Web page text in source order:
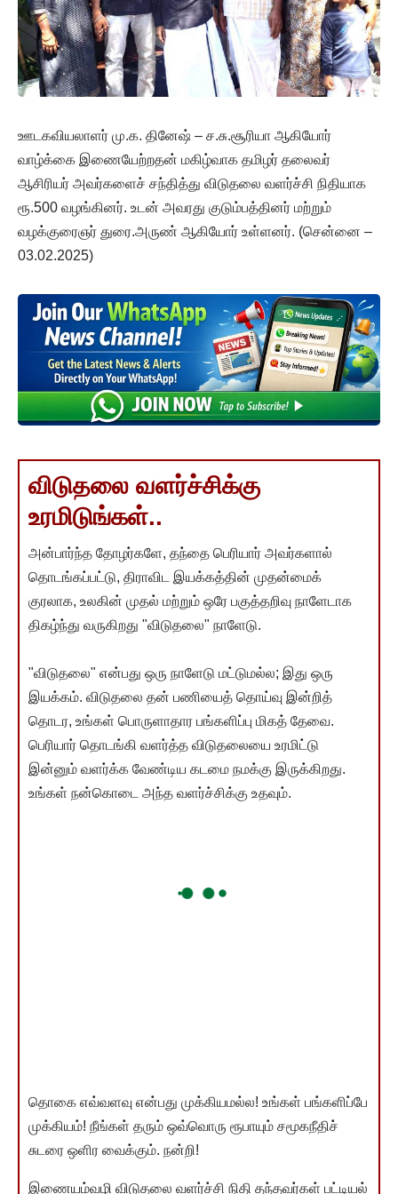
ஊடகவியலாளர் மு.க. தினேஷ் – ச.சு.சூரியா ஆகியோர்
வாழ்க்கை இணையேற்றதன் மகிழ்வாக தமிழர் தலைவர்
ஆசிரியர் அவர்களைச் சந்தித்து விடுதலை வளர்ச்சி நிதியாக
ரூ.500 வழங்கினர். உடன் அவரது குடும்பத்தினர் மற்றும்
வழக்குரைஞர் துரை.அருண் ஆகியோர் உள்ளனர். (சென்னை –
03.02.2025)
விடுதலை வளர்ச்சிக்கு
உரமிடுங்கள்..
அன்பார்ந்த தோழர்களே, தந்தை பெரியார் அவர்களால்
தொடங்கப்பட்டு, திராவிட இயக்கத்தின் முதன்மைக்
குரலாக, உலகின் முதல் மற்றும் ஒரே பகுத்தறிவு நாளேடாக
திகழ்ந்து வருகிறது "விடுதலை" நாளேடு.
"விடுதலை" என்பது ஒரு நாளேடு மட்டுமல்ல; இது ஒரு
இயக்கம். விடுதலை தன் பணியைத் தொய்வு இன்றித்
தொடர, உங்கள் பொருளாதார பங்களிப்பு மிகத் தேவை.
பெரியார் தொடங்கி வளர்த்த விடுதலையை உரமிட்டு
இன்னும் வளர்க்க வேண்டிய கடமை நமக்கு இருக்கிறது.
உங்கள் நன்கொடை அந்த வளர்ச்சிக்கு உதவும்.
தொகை எவ்வளவு என்பது முக்கியமல்ல! உங்கள் பங்களிப்பே
முக்கியம்! நீங்கள் தரும் ஒவ்வொரு ரூபாயும் சமூகநீதிச்
சுடரை ஒளிர வைக்கும். நன்றி!
இணையம்வழி விடுதலை வளர்ச்சி நிதி தந்தவர்கள் பட்டியல்